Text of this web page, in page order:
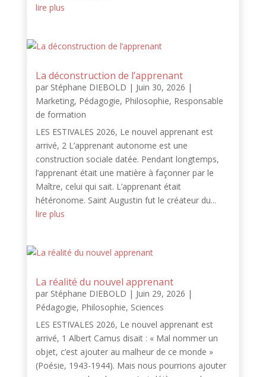
lire plus
La déconstruction de l’apprenant
par Stéphane DIEBOLD | Juin 30, 2026 |
Marketing, Pédagogie, Philosophie, Responsable
de formation
LES ESTIVALES 2026, Le nouvel apprenant est
arrivé, 2 L’apprenant autonome est une
construction sociale datée. Pendant longtemps,
l’apprenant était une matière à façonner par le
Maître, celui qui sait. L’apprenant était
hétéronome. Saint Augustin fut le créateur du...
lire plus
La réalité du nouvel apprenant
par Stéphane DIEBOLD | Juin 29, 2026 |
Pédagogie, Philosophie, Sciences
LES ESTIVALES 2026, Le nouvel apprenant est
arrivé, 1 Albert Camus disait : « Mal nommer un
objet, c’est ajouter au malheur de ce monde »
(Poésie, 1943-1944). Mais nous pourrions ajouter